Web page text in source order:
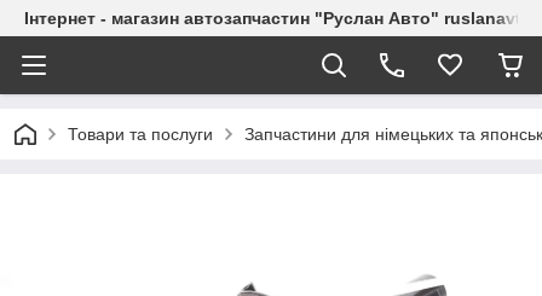
Інтернет - магазин автозапчастин "Руслан Авто"
Товари та послуги Запчастини для німецьких та